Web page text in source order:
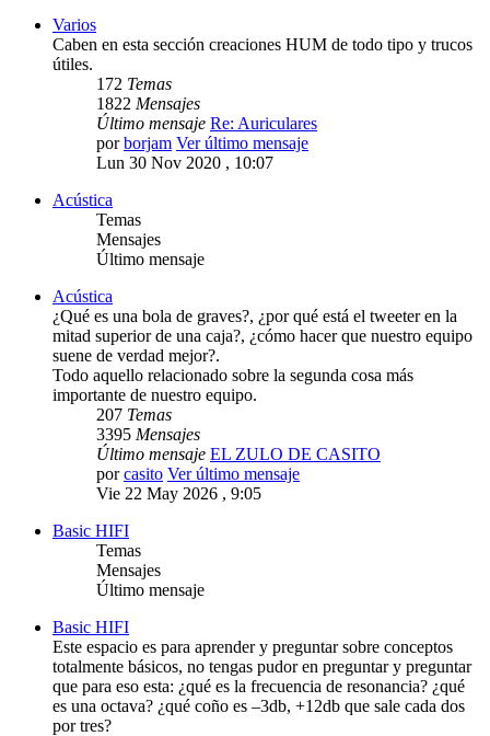
Varios
Caben en esta sección creaciones HUM de todo tipo y trucos
útiles.
172 Temas
1822 Mensajes
Último mensaje Re: Auriculares
porborjam Ver último mensaje
Lun 30 Nov 2020 , 10:07
Acústica
Temas
Mensajes
Último mensaje
Acústica
¿Qué es una bola de graves?, ¿por qué está el tweeter en la
mitad superior de una caja?, ¿cómo hacer que nuestro equipo
suene de verdad mejor?.
Todo aquello relacionado sobre la segunda cosa más
importante de nuestro equipo.
207 Temas
3395 Mensajes
Último mensaje EL ZULO DE CASITO
porcasito Ver último mensaje
Vie 22 May 2026 , 9:05
Basic HIFI
Temas
Mensajes
Último mensaje
Basic HIFI
Este espacio es para aprender y preguntar sobre conceptos
totalmente básicos, no tengas pudor en preguntar y preguntar
que para eso esta: ¿qué es la frecuencia de resonancia? ¿qué
es una octava? ¿qué coño es –3db, +12db que sale cada dos
por tres?